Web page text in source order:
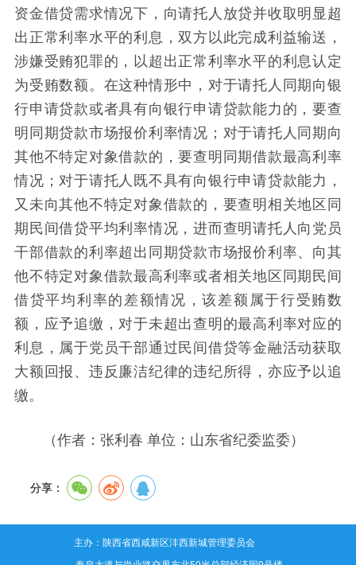
资金借贷需求情况下，向请托人放贷并收取明显超
出正常利率水平的利息，双方以此完成利益输送，
涉嫌受贿犯罪的，以超出正常利率水平的利息认定
为受贿数额。在这种情形中，对于请托人同期向银
行申请贷款或者具有向银行申请贷款能力的，要查
明同期贷款市场报价利率情况；对于请托人同期向
其他不特定对象借款的，要查明同期借款最高利率
情况；对于请托人既不具有向银行申请贷款能力，
又未向其他不特定对象借款的，要查明相关地区同
期民间借贷平均利率情况，进而查明请托人向党员
干部借款的利率超出同期贷款市场报价利率、向其
他不特定对象借款最高利率或者相关地区同期民间
借贷平均利率的差额情况，该差额属于行受贿数
额，应予追缴，对于未超出查明的最高利率对应的
利息，属于党员干部通过民间借贷等金融活动获取
大额回报、违反廉洁纪律的违纪所得，亦应予以追
缴。
（作者：张利春 单位：山东省纪委监委）
分享：
主办：陕西省西咸新区沣西新城管理委员会